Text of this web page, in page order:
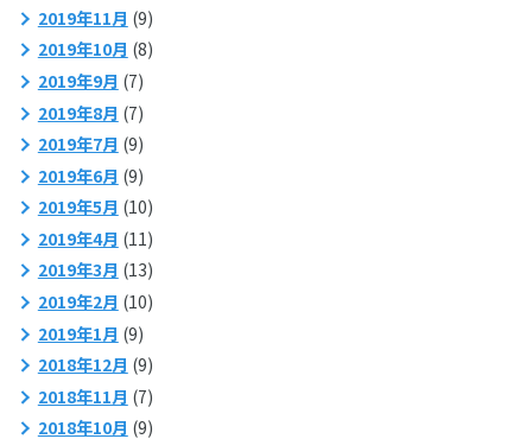
2019年11月 (9)
2019年10月 (8)
2019年9月 (7)
2019年8月 (7)
2019年7月 (9)
2019年6月 (9)
2019年5月 (10)
2019年4月 (11)
2019年3月 (13)
2019年2月 (10)
2019年1月 (9)
2018年12月 (9)
2018年11月 (7)
2018年10月 (9)